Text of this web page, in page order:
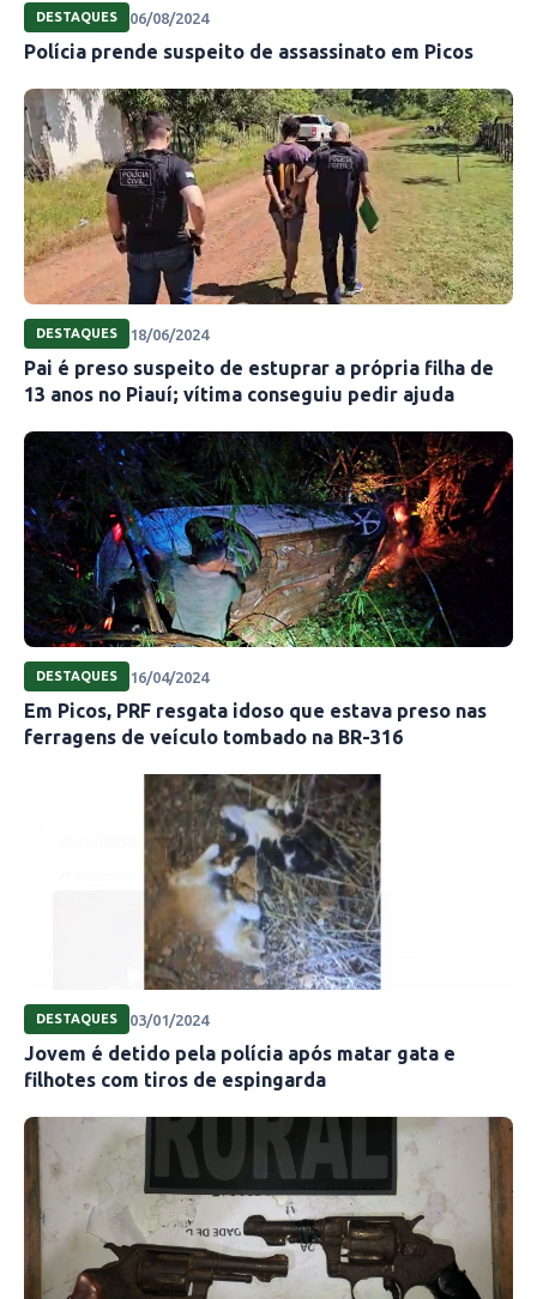
DESTAQUES 06/08/2024
Polícia prende suspeito de assassinato em Picos
DESTAQUES 18/06/2024
Pai é preso suspeito de estuprar a própria filha de
13 anos no Piauí; vítima conseguiu pedir ajuda
DESTAQUES 16/04/2024
Em Picos, PRF resgata idoso que estava preso nas
ferragens de veículo tombado na BR-316
DESTAQUES 03/01/2024
Jovem é detido pela polícia após matar gata e
filhotes com tiros de espingarda